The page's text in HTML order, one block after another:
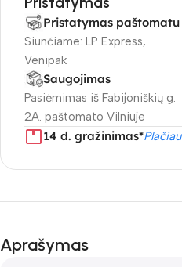
Pristatymas paštomatu
Siunčiame: LP Express,
Venipak
Saugojimas
Pasiėmimas iš Fabijoniškių g.
2A. paštomato Vilniuje
14 d. gražinimas*Plačiau
Aprašymas